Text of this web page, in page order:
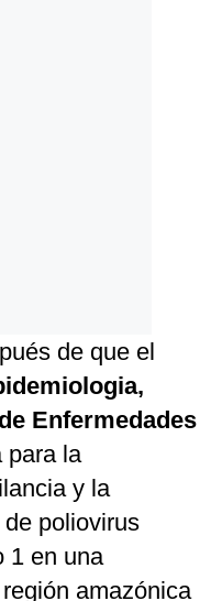
de que el
Enfermedades
para la
y la
poliovirus
1 en una
amazónica